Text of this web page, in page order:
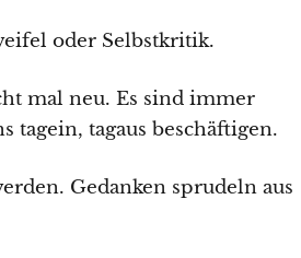
oder Selbstkritik.
mal neu. Es sind immer
tagein, tagaus beschäftigen.
Gedanken sprudeln aus